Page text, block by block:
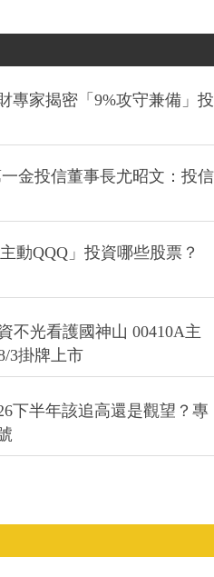
專家揭密「9%攻守兼備」投
金投信董事長尤昭文：投信
動QQQ」投資哪些股票？
不光看護國神山 00410A主
3掛牌上市
下半年該追高還是觀望？專